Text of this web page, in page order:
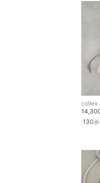
collex
130ポ